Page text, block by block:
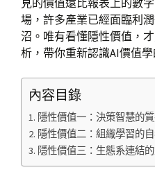
見的價值遠比報表上的數
場，許多產業已經面臨利
沼。唯有看懂隱性價值，
析，帶你重新認識AI價值學
內容目錄
隱性價值一：決策智慧的
隱性價值二：組織學習的
隱性價值三：生態系連結